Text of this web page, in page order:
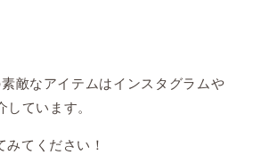
敵なアイテムはインスタグラムや
ています。
てください！